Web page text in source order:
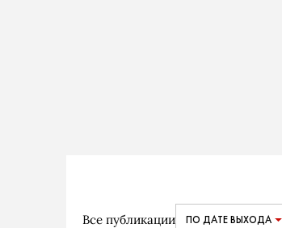
Все публикации ПО ДАТЕ ВЫХОДА